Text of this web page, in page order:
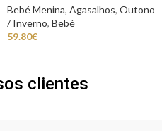
Bebé Menina, Agasalhos, Outono
/ Inverno, Bebé
59.80€
clientes